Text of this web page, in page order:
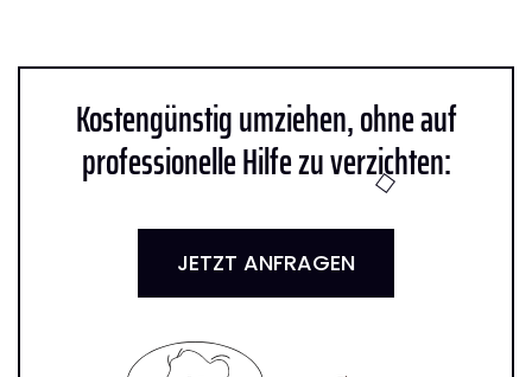
Kostengünstig umziehen, ohne auf
professionelle Hilfe zu verzichten:
JETZT ANFRAGEN